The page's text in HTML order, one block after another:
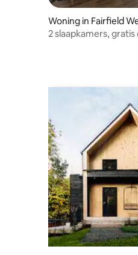
Woning in Fairfield
2 slaapkamers,